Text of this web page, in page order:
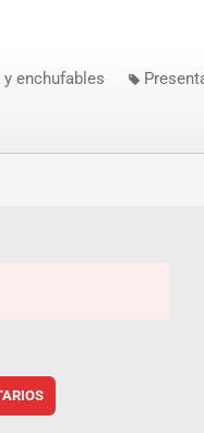
enchufables